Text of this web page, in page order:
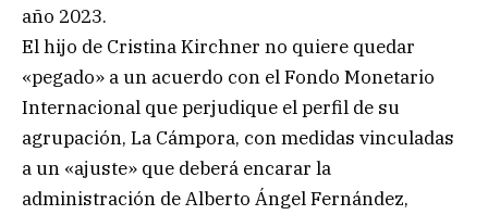
año 2023.
El hijo de Cristina Kirchner no quiere quedar
«pegado» a un acuerdo con el Fondo Monetario
Internacional que perjudique el perfil de su
agrupación, La Cámpora, con medidas vinculadas
a un «ajuste» que deberá encarar la
administración de Alberto Ángel Fernández,